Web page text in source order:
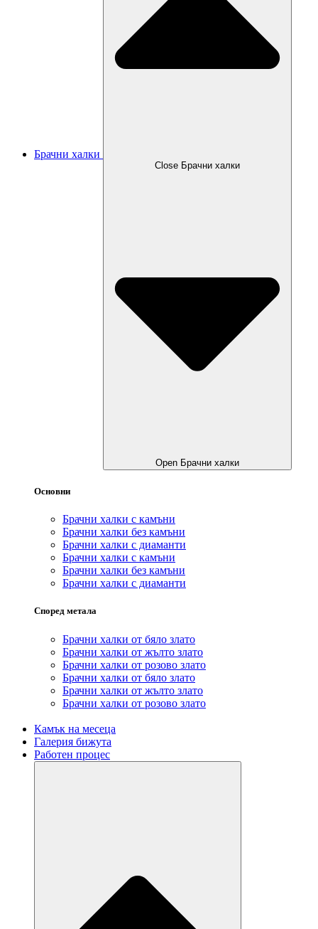
Брачни халки
Close Брачни халки
Open Брачни халки
Основни
Брачни халки с камъни
Брачни халки без камъни
Брачни халки с диаманти
Брачни халки с камъни
Брачни халки без камъни
Брачни халки с диаманти
Според метала
Брачни халки от бяло злато
Брачни халки от жълто злато
Брачни халки от розово злато
Брачни халки от бяло злато
Брачни халки от жълто злато
Брачни халки от розово злато
Камък на месеца
Галерия бижута
Работен процес